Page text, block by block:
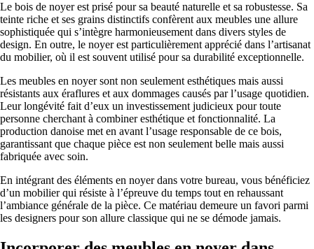
Le bois de noyer est prisé pour sa beauté naturelle et sa robustesse. Sa
teinte riche et ses grains distinctifs confèrent aux meubles une allure
sophistiquée qui s’intègre harmonieusement dans divers styles de
design. En outre, le noyer est particulièrement apprécié dans l’artisanat
du mobilier, où il est souvent utilisé pour sa durabilité exceptionnelle.
Les meubles en noyer sont non seulement esthétiques mais aussi
résistants aux éraflures et aux dommages causés par l’usage quotidien.
Leur longévité fait d’eux un investissement judicieux pour toute
personne cherchant à combiner esthétique et fonctionnalité. La
production danoise met en avant l’usage responsable de ce bois,
garantissant que chaque pièce est non seulement belle mais aussi
fabriquée avec soin.
En intégrant des éléments en noyer dans votre bureau, vous bénéficiez
d’un mobilier qui résiste à l’épreuve du temps tout en rehaussant
l’ambiance générale de la pièce. Ce matériau demeure un favori parmi
les designers pour son allure classique qui ne se démode jamais.